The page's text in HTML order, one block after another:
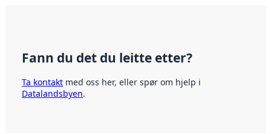
Fann du det du leitte etter?
Ta kontakt med oss her, eller spør om hjelp i
Datalandsbyen.